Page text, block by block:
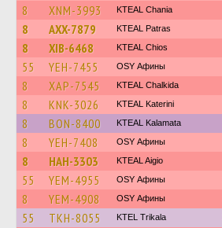
8 XNM-3993 KTEAL Chania
8 AXX-7879 KTEAL Patras
8 XIB-6468 KTEAL Chios
55 YEH-7455 OSY Афины
8 XAP-7545 KTEAL Chalkida
8 KNK-3026 KTEAL Katerini
8 BON-8400 KTEAL Kalamata
8 YEH-7408 OSY Афины
8 HAH-3303 KTEAL Aigio
55 YEM-4955 OSY Афины
8 YEM-4908 OSY Афины
55 TKH-8055 ΚΤΕL Τrikala